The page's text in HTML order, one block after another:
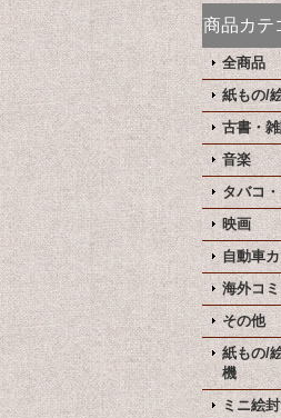
商品カテ
全商品
紙もの/
古書・
音楽
タバコ
映画
自動車
海外コ
その他
紙もの/
機
ミニ絵